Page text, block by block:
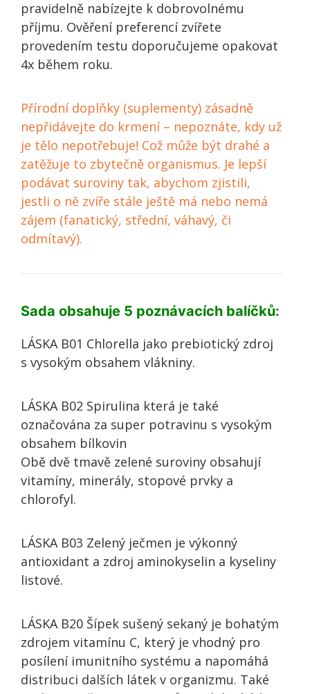
pravidelně nabízejte k dobrovolnému
příjmu. Ověření preferencí zvířete
provedením testu doporučujeme opakovat
4x během roku.
Přírodní doplňky (suplementy) zásadně
nepřidávejte do krmení – nepoznáte, kdy už
je tělo nepotřebuje! Což může být drahé a
zatěžuje to zbytečně organismus. Je lepší
podávat suroviny tak, abychom zjistili,
jestli o ně zvíře stále ještě má nebo nemá
zájem (fanatický, střední, váhavý, či
odmítavý).
Sada obsahuje 5 poznávacích balíčků:
LÁSKA B01 Chlorella jako prebiotický zdroj
s vysokým obsahem vlákniny.
LÁSKA B02 Spirulina která je také
označována za super potravinu s vysokým
obsahem bílkovin
Obě dvě tmavě zelené suroviny obsahují
vitamíny, minerály, stopové prvky a
chlorofyl.
LÁSKA B03 Zelený ječmen je výkonný
antioxidant a zdroj aminokyselin a kyseliny
listové.
LÁSKA B20 Šípek sušený sekaný je bohatým
zdrojem vitamínu C, který je vhodný pro
posílení imunitního systému a napomáhá
distribuci dalších látek v organizmu. Také